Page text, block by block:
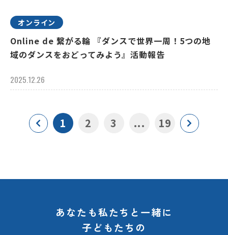
オンライン
Online de 繋がる輪 『ダンスで世界一周！5つの地
域のダンスをおどってみよう』活動報告
2025.12.26
1 2 3 ... 19
あなたも私たちと一緒に
子どもたちの